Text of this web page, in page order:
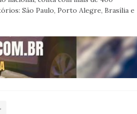
São Paulo, Porto Alegre, Brasília e